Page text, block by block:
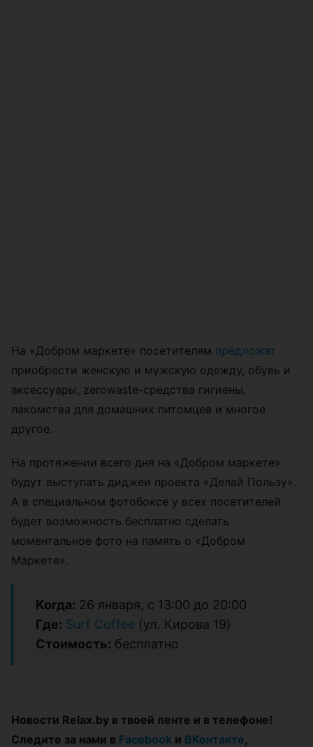
На «Добром маркете» посетителям предложат
приобрести женскую и мужскую одежду, обувь и
аксессуары, zerowaste-средства гигиены,
лакомства для домашних питомцев и многое
другое.
На протяжении всего дня на «Добром маркете»
будут выступать диджеи проекта «Делай Пользу».
А в специальном фотобоксе у всех посетителей
будет возможность бесплатно сделать
моментальное фото на память о «Добром
Маркете».
Когда: 26 января, с 13:00 до 20:00
Где: Surf Coffee (ул. Кирова 19)
Стоимость: бесплатно
Новости Relax.by в твоей ленте и в телефоне!
Следите за нами в Facebook и ВКонтакте,